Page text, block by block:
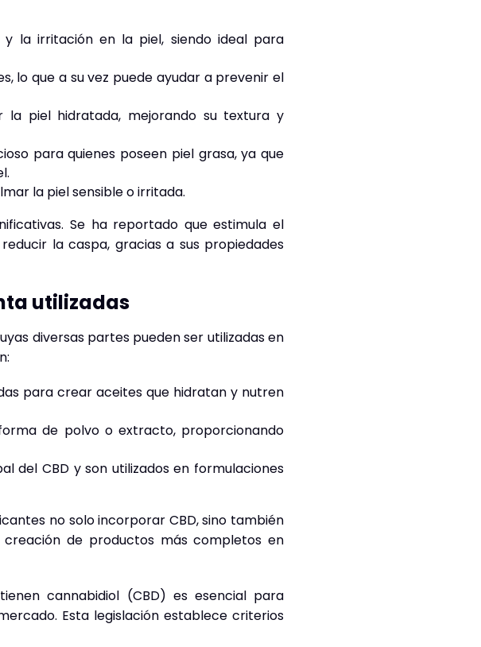
la irritación en la piel, siendo ideal para
lo que a su vez puede ayudar a prevenir el
la piel hidratada, mejorando su textura y
para quienes poseen piel grasa, ya que
la piel sensible o irritada.
Se ha reportado que estimula el
la caspa, gracias a sus propiedades
utilizadas
diversas partes pueden ser utilizadas en
para crear aceites que hidratan y nutren
de polvo o extracto, proporcionando
del CBD y son utilizados en formulaciones
no solo incorporar CBD, sino también
de productos más completos en
cannabidiol (CBD) es esencial para
Esta legislación establece criterios